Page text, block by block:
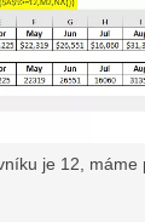
je 12, máme